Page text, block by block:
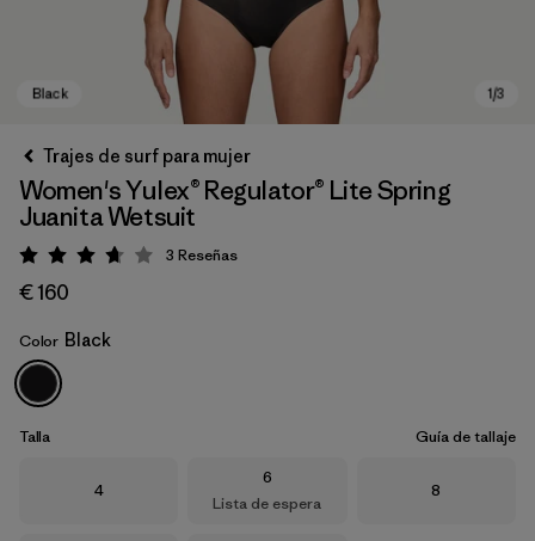
Black
Trajes de surf para mujer
Women's Yulex® Regulator® Lite Spring
Juanita Wetsuit
Puntuación: 3.7 / 5
3 Reseñas
€ 160
Color Black
Talla Guía de tallaje
Talla
4
Talla
6
Lista de espera
Talla
8